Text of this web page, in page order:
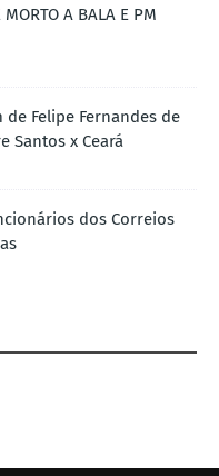
A BALA E PM
Felipe Fernandes de
Santos x Ceará
dos Correios